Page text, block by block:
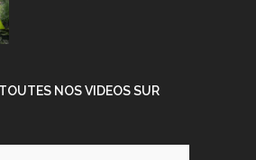
NOS VIDEOS SUR